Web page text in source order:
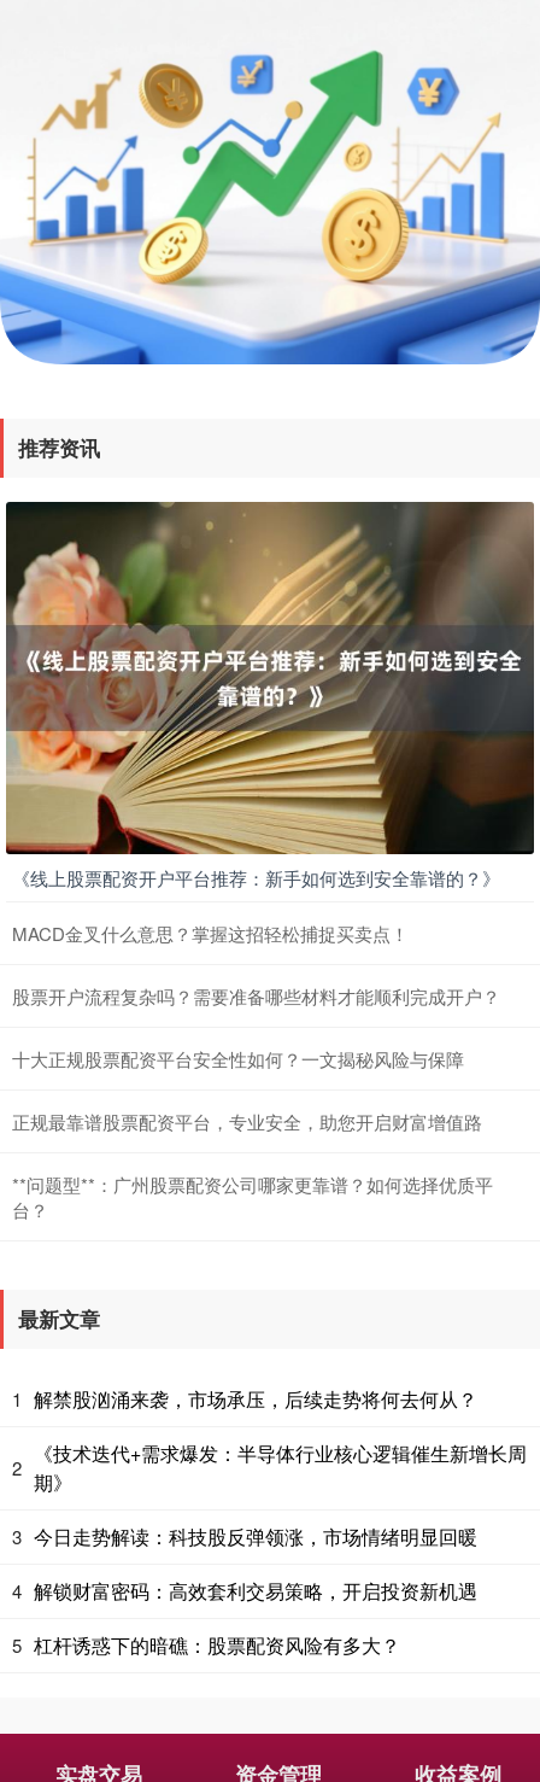
7229.80 -1.63
国债指数 -0.00 0.00%
期指IC0 -1.00
推荐资讯
《线上股票配资开户平台推荐：新手如何选到安全靠谱的？》
MACD金叉什么意思？掌握这招轻松捕捉买卖点！
股票开户流程复杂吗？需要准备哪些材料才能顺利完成开户？
十大正规股票配资平台安全性如何？一文揭秘风险与保障
正规最靠谱股票配资平台，专业安全，助您开启财富增值路
**问题型**：广州股票配资公司哪家更靠谱？如何选择优质平
台？
最新文章
1 解禁股汹涌来袭，市场承压，后续走势将何去何从？
2
《技术迭代+需求爆发：半导体行业核心逻辑催生新增长周
期》
3 今日走势解读：科技股反弹领涨，市场情绪明显回暖
4 解锁财富密码：高效套利交易策略，开启投资新机遇
5 杠杆诱惑下的暗礁：股票配资风险有多大？
实盘交易 资金管理 收益案例